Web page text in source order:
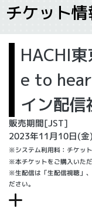
チケット情
HACHI
e to
イン配
販売期間[JST]
2023年11月10日(
※システム利用料：チケッ
※本チケットをご購入いた
※生配信は「生配信視聴」
ださい。